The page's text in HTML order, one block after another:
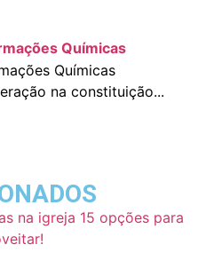
Químicas
Químicas
na constituição...